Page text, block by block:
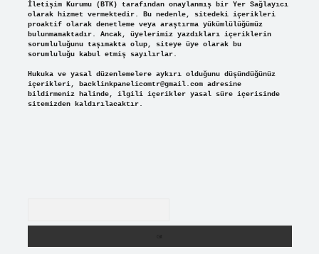
İletişim Kurumu (BTK) tarafından onaylanmış bir Yer Sağlayıcı
olarak hizmet vermektedir. Bu nedenle, sitedeki içerikleri
proaktif olarak denetleme veya araştırma yükümlülüğümüz
bulunmamaktadır. Ancak, üyelerimiz yazdıkları içeriklerin
sorumluluğunu taşımakta olup, siteye üye olarak bu
sorumluluğu kabul etmiş sayılırlar.
Hukuka ve yasal düzenlemelere aykırı olduğunu düşündüğünüz
içerikleri, backlinkpanelicomtr@gmail.comadresine
bildirmeniz halinde, ilgili içerikler yasal süre içerisinde
sitemizden kaldırılacaktır.